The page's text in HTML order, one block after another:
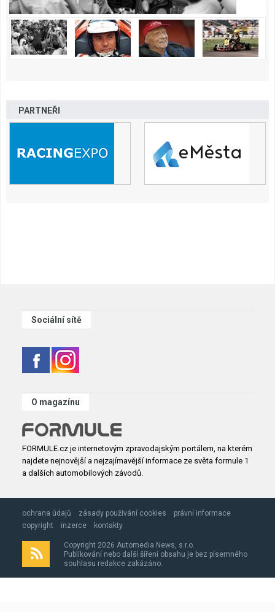
PARTNEŘI
Sociální sítě
O magazínu
FORMULE.cz je internetovým zpravodajským portálem, na kterém
najdete nejnovější a nejzajímavější informace ze světa formule 1
a dalších automobilových závodů.
ochrana údajů zásady použivání cookies
právní informace
copyright
inzerce kontakty
Copyright 2026 Automedia News, s.r.o.
Publikování nebo další šíření obsahu je bez písemného
souhlasu redakce zakázáno.